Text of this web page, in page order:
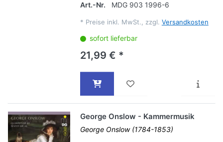
Art.-Nr.
MDG 903 1996-6
* Preise inkl. MwSt., zzgl. Versandkosten
sofort lieferbar
21,99 € *
George Onslow - Kammermusik
George Onslow (1784-1853)